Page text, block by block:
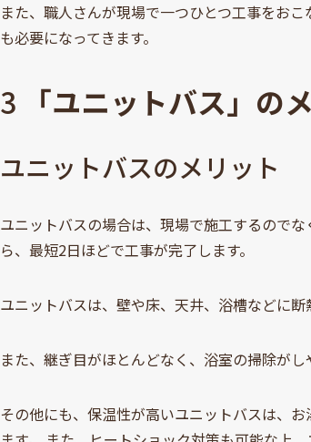
また、職人さんが現場で一つひとつ工事をお
も必要になってきます。
3 「ユニットバス」の
ユニットバスのメリット
ユニットバスの場合は、現場で施工するので
ら、最短2日ほどで工事が完了します。
ユニットバスは、壁や床、天井、浴槽などに
また、継ぎ目がほとんどなく、浴室の掃除がし
その他にも、保温性が高いユニットバスは、